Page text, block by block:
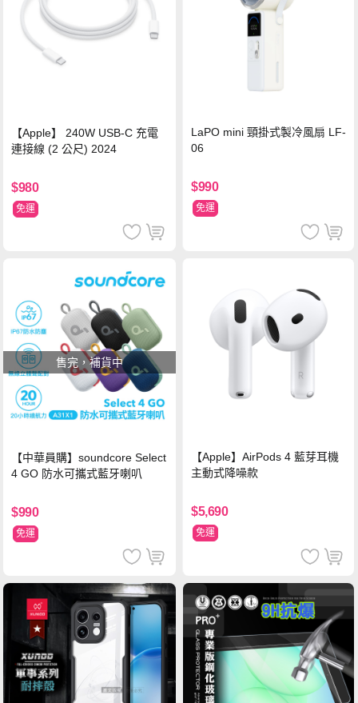
【Apple】 240W USB-C 充電
連接線 (2 公尺) 2024
$980
免運
LaPO mini 頸掛式製冷風扇 LF-
06
$990
免運
售完，補貨中
【中華員購】soundcore Select
4 GO 防水可攜式藍牙喇叭
$990
免運
【Apple】AirPods 4 藍芽耳機
主動式降噪款
$5,690
免運